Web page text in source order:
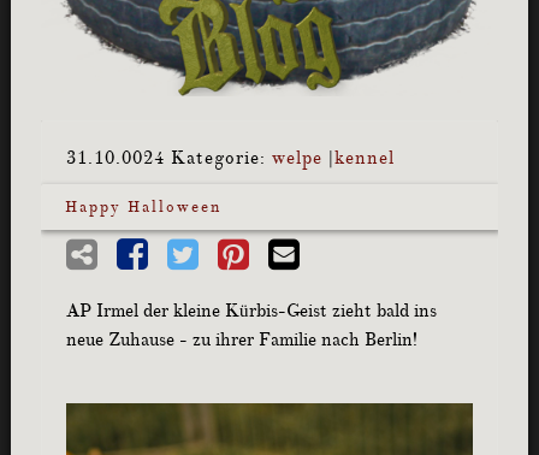
31.10.0024 Kategorie: welpe kennel
Happy Halloween
AP Irmel der kleine Kürbis-Geist zieht bald ins
neue Zuhause - zu ihrer Familie nach Berlin!